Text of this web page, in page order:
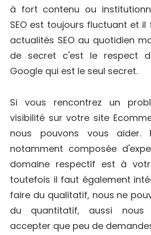
à fort contenu ou
SEO est toujours fluctuant et il
actualités SEO au quotidien
de secret c'est le respect
Google qui est le seul secret.
Si vous rencontrez un
visibilité sur votre site
nous pouvons vous aider.
notamment composée
domaine respectif est à
toutefois il faut également
faire du qualitatif, nous ne
du quantitatif, aussi nous
accepter que peu de